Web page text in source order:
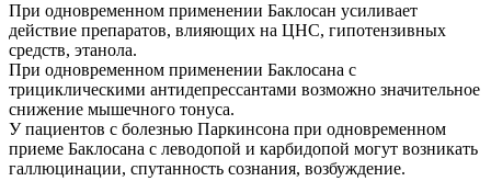
При одновременном применении Баклосан усиливает
действие препаратов, влияющих на ЦНС, гипотензивных
средств, этанола.
При одновременном применении Баклосана с
трициклическими антидепрессантами возможно значительное
снижение мышечного тонуса.
У пациентов с болезнью Паркинсона при одновременном
приеме Баклосана с леводопой и карбидопой могут возникать
галлюцинации, спутанность сознания, возбуждение.